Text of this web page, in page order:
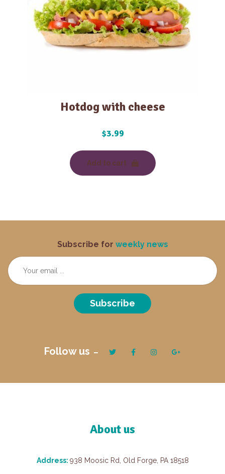
Hotdog with cheese
$3.99
Add to cart
Subscribe for weekly news
Subscribe
Follow us
About us
Address: 938 Moosic Rd, Old Forge, PA 18518